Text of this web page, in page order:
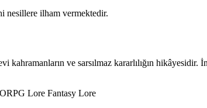
nesillere ilham vermektedir.
kahramanların ve sarsılmaz kararlılığın
Lore Fantasy Lore